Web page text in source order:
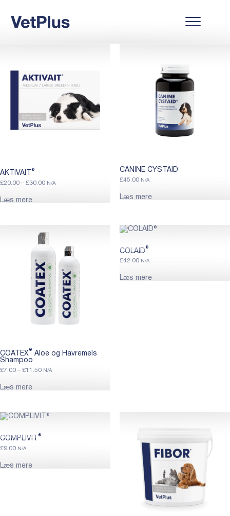
Dog
Showing all 13 results
AKTIVAIT®
£20.00 – £30.00Price
N/A
Læs mere
CANINE CYSTAID
£45.00 N/A
Læs mere
COATEX® Aloe og Havremels
Shampoo
£7.00 – £11.50Price
N/A
Læs mere
COLAID®
£42.00 N/A
Læs mere
COMPLIVIT®
£9.00 N/A
Læs mere